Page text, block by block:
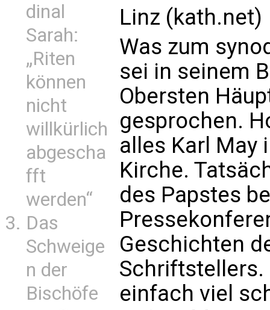
dinal
Sarah:
„Riten
können
nicht
willkürlich
abgescha
fft
werden“
Das
Schweige
n der
Bischöfe
Linz (kath.net)
Was zum
sei in seinem
Obersten
gesprochen.
alles Karl May
Kirche.
des Papstes
Geschichten
Schriftstellers.
einfach viel